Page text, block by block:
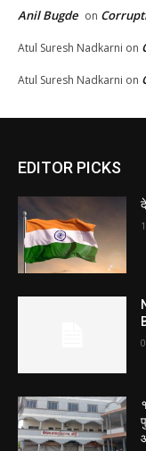
Anil Bugde on
Atul Suresh Nadkarni on
Atul Suresh Nadkarni on
EDITOR PICKS